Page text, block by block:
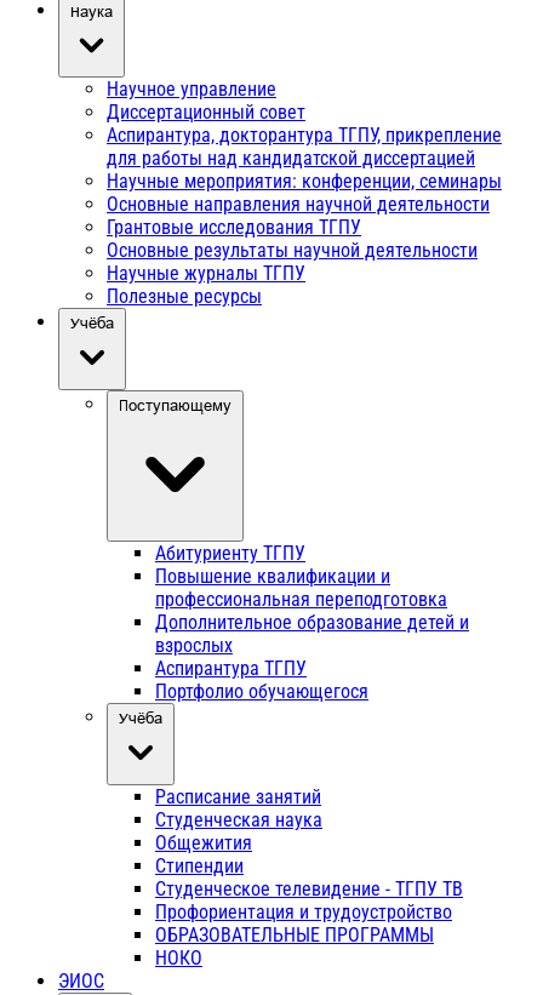
Наука
Научное управление
Диссертационный совет
Аспирантура, докторантура ТГПУ, прикрепление
для работы над кандидатской диссертацией
Научные мероприятия: конференции, семинары
Основные направления научной деятельности
Грантовые исследования ТГПУ
Основные результаты научной деятельности
Научные журналы ТГПУ
Полезные ресурсы
Учёба
Поступающему
Абитуриенту ТГПУ
Повышение квалификации и
профессиональная переподготовка
Дополнительное образование детей и
взрослых
Аспирантура ТГПУ
Портфолио обучающегося
Учёба
Расписание занятий
Студенческая наука
Общежития
Стипендии
Студенческое телевидение - ТГПУ ТВ
Профориентация и трудоустройство
ОБРАЗОВАТЕЛЬНЫЕ ПРОГРАММЫ
НОКО
ЭИОС